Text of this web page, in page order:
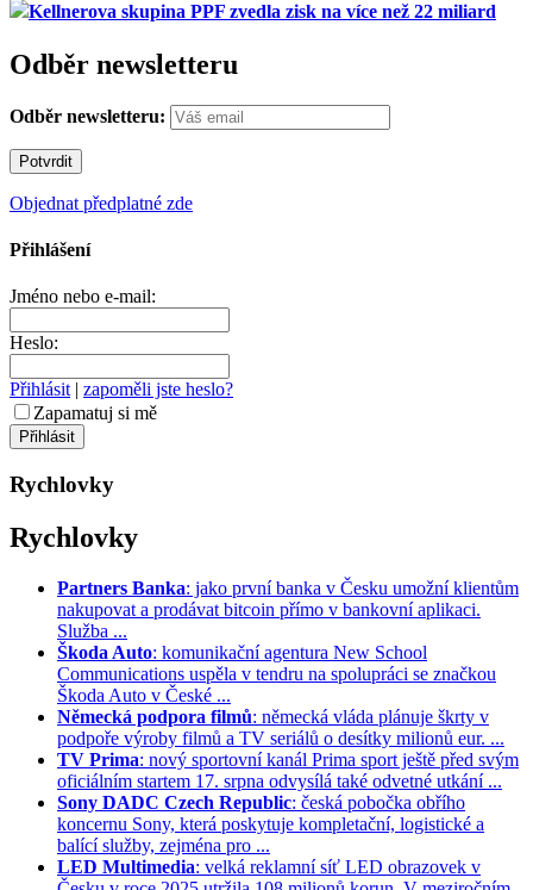
Kellnerova skupina PPF zvedla zisk na více než 22 miliard
Odběr newsletteru
Odběr newsletteru:
Objednat předplatné zde
Přihlášení
Jméno nebo e-mail:
Heslo:
Přihlásit | zapoměli jste heslo?
Zapamatuj si mě
Rychlovky
Rychlovky
Partners Banka: jako první banka v Česku umožní klientům
nakupovat a prodávat bitcoin přímo v bankovní aplikaci.
Služba ...
Škoda Auto: komunikační agentura New School
Communications uspěla v tendru na spolupráci se značkou
Škoda Auto v České ...
Německá podpora filmů: německá vláda plánuje škrty v
podpoře výroby filmů a TV seriálů o desítky milionů eur. ...
TV Prima: nový sportovní kanál Prima sport ještě před svým
oficiálním startem 17. srpna odvysílá také odvetné utkání ...
Sony DADC Czech Republic: česká pobočka obřího
koncernu Sony, která poskytuje kompletační, logistické a
balící služby, zejména pro ...
LED Multimedia: velká reklamní síť LED obrazovek v